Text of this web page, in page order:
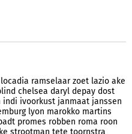
locadia ramselaar zoet lazio ake
chelsea daryl depay dost
indi ivoorkust janmaat janssen
lyon marokko martins
promes robben roma roon
strootman tete toornstra